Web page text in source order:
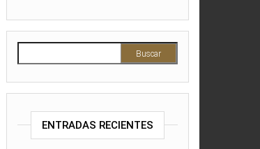
ENTRADAS RECIENTES